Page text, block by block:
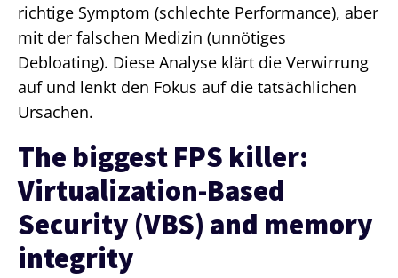
richtige Symptom (schlechte Performance), aber
mit der falschen Medizin (unnötiges
Debloating). Diese Analyse klärt die Verwirrung
auf und lenkt den Fokus auf die tatsächlichen
Ursachen.
The biggest FPS killer:
Virtualization-Based
Security (VBS) and memory
integrity